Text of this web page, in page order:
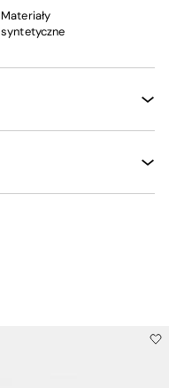
Materiały
syntetyczne